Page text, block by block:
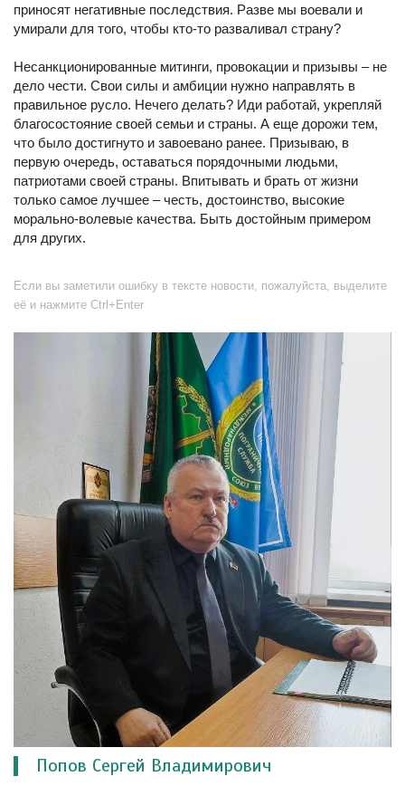
приносят негативные последствия. Разве мы воевали и
умирали для того, чтобы кто-то разваливал страну?
Несанкционированные митинги, провокации и призывы – не
дело чести. Свои силы и амбиции нужно направлять в
правильное русло. Нечего делать? Иди работай, укрепляй
благосостояние своей семьи и страны. А еще дорожи тем,
что было достигнуто и завоевано ранее. Призываю, в
первую очередь, оставаться порядочными людьми,
патриотами своей страны. Впитывать и брать от жизни
только самое лучшее – честь, достоинство, высокие
морально-волевые качества. Быть достойным примером
для других.
Если вы заметили ошибку в тексте новости, пожалуйста, выделите
её и нажмите Ctrl+Enter
Попов Сергей Владимирович